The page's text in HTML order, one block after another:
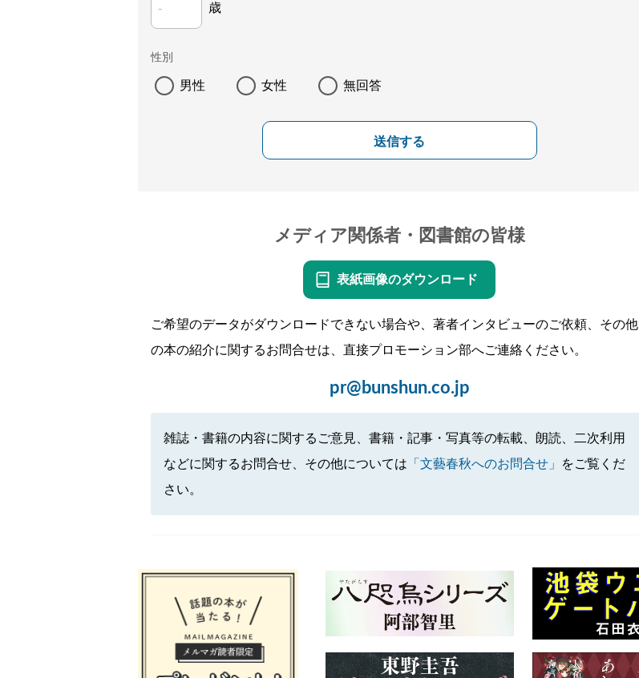
歳
性別
男性 女性 無回答
送信する
メディア関係者・図書館の皆様
表紙画像のダウンロード
ご希望のデータがダウンロードできない場合や、著者インタビューのご依頼、その他
の本の紹介に関するお問合せは、直接プロモーション部へご連絡ください。
pr@bunshun.co.jp
雑誌・書籍の内容に関するご意見、書籍・記事・写真等の転載、朗読、二次利用
などに関するお問合せ、その他については 「文藝春秋へのお問合せ」
をご覧くだ
さい。